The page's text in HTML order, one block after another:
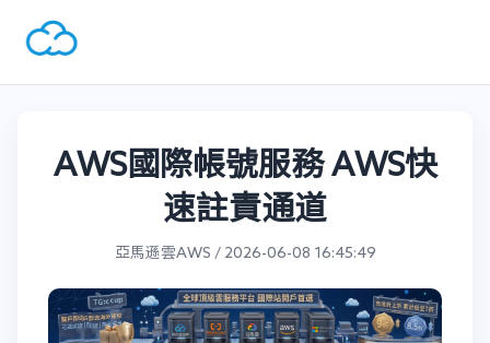
AWS國際帳號服務 AWS快
速註責通道
亞馬遜雲AWS / 2026-06-08 16:45:49